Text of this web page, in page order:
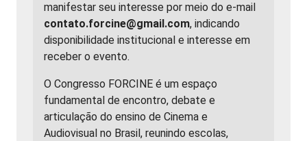
manifestar seu interesse por meio do e-mail
contato.forcine@gmail.com, indicando
disponibilidade institucional e interesse em
receber o evento.
O Congresso FORCINE é um espaço
fundamental de encontro, debate e
articulação do ensino de Cinema e
Audiovisual no Brasil, reunindo escolas,